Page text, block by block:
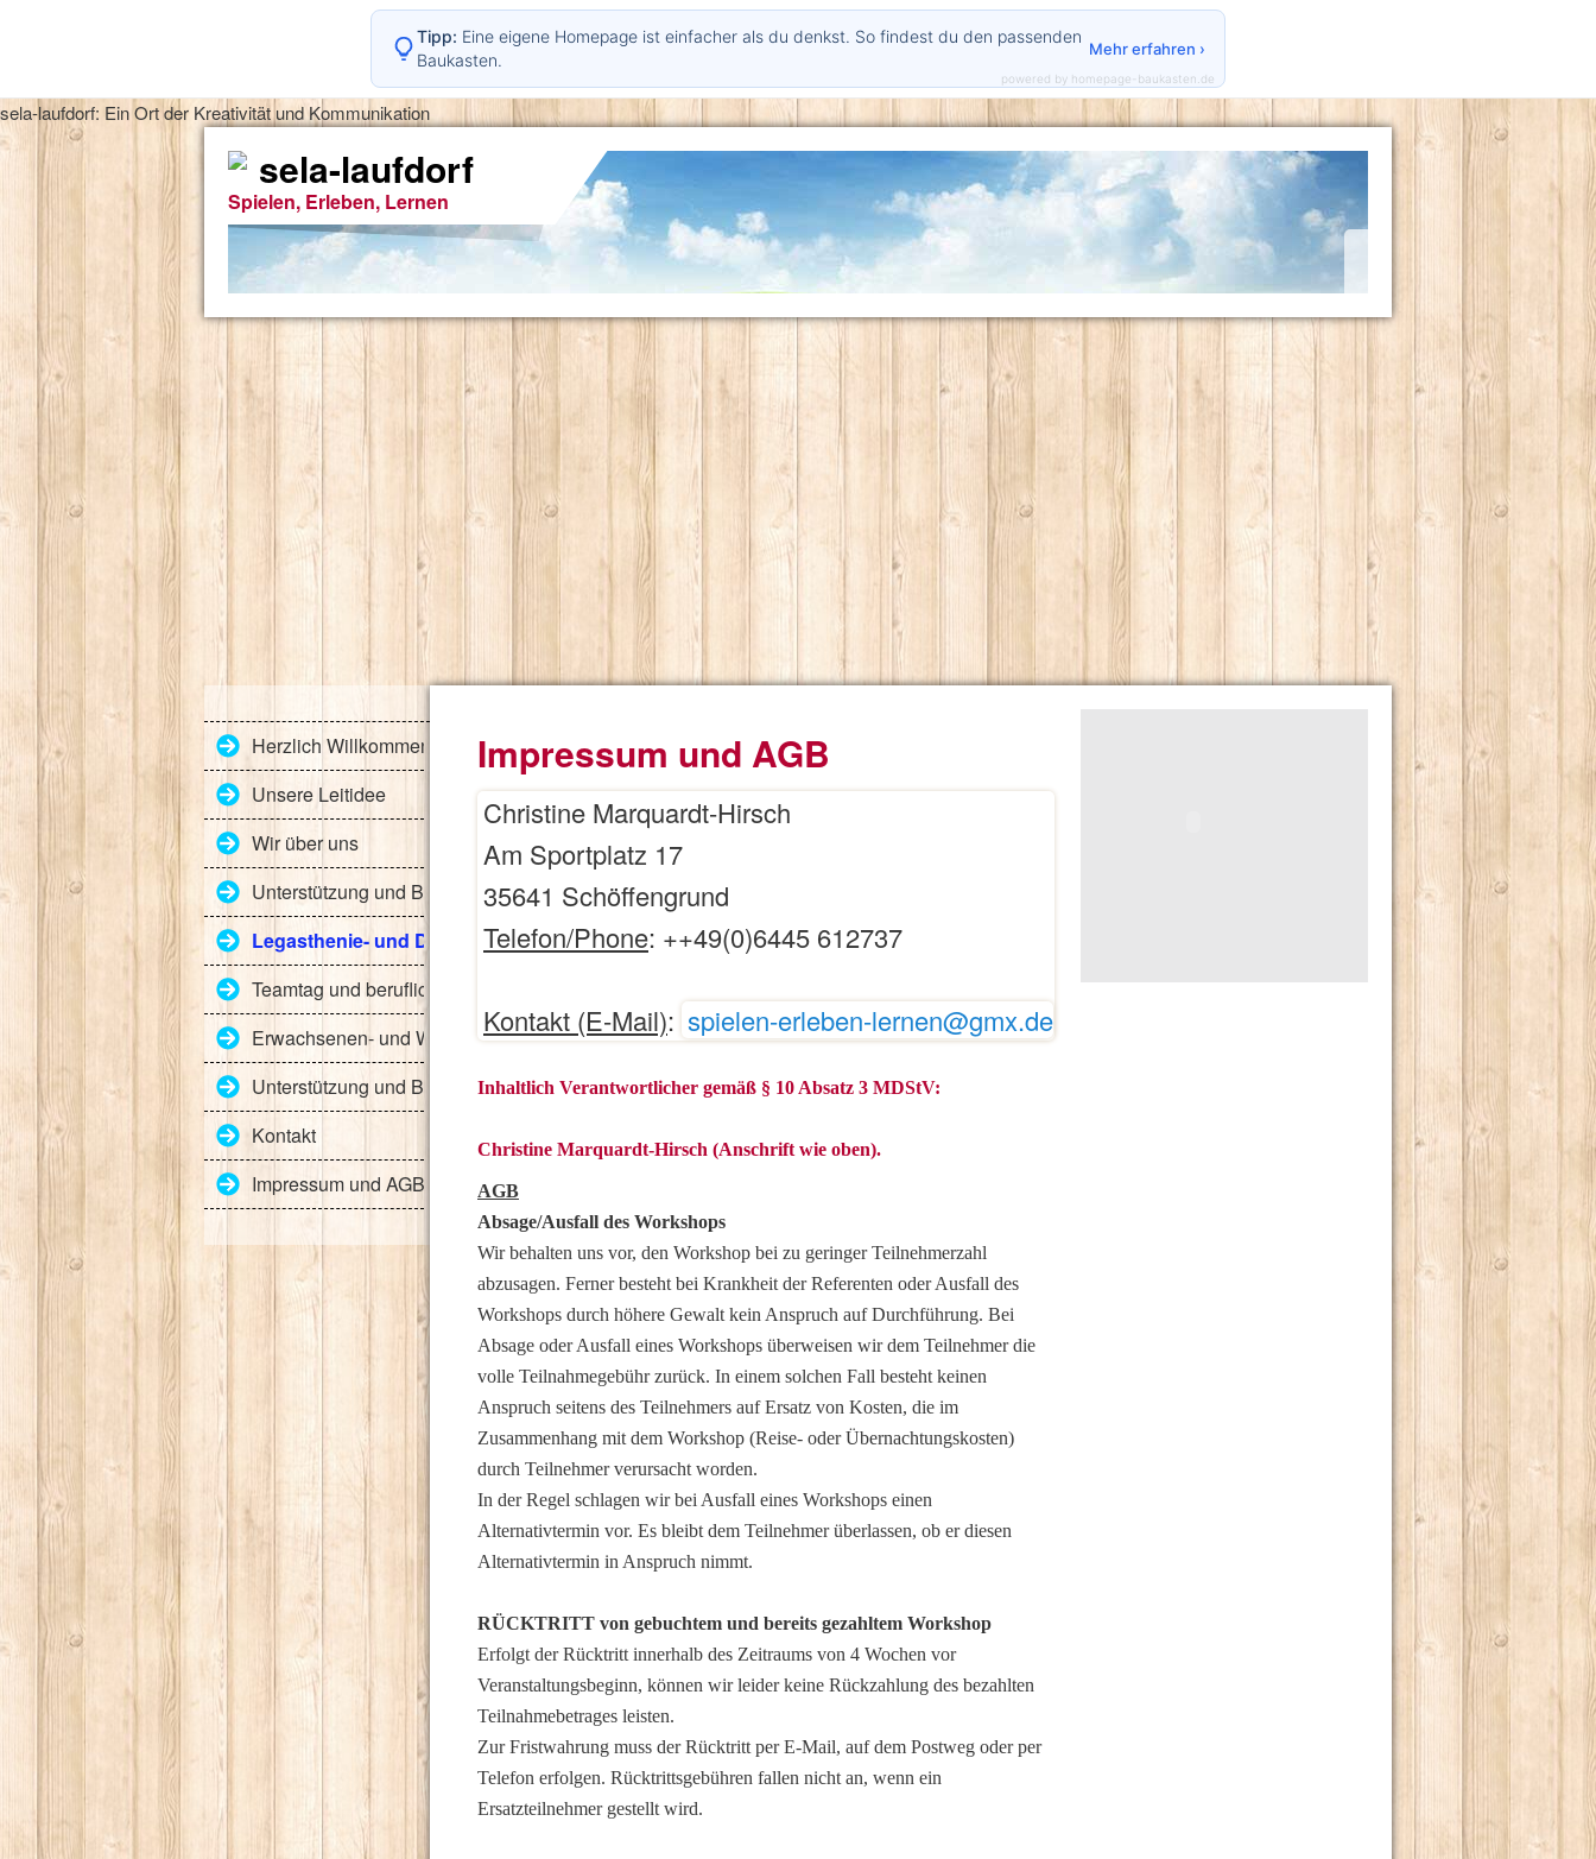
sela-laufdorf: Ein Ort der Kreativität und Kommunikation
sela-laufdorf
Spielen, Erleben, Lernen
Herzlich Willkommen
Unsere Leitidee
Wir über uns
Unterstützung und Beratung für Lehrende
Legasthenie- und Dyskalkulietraining
Teamtag und berufliche Weiterbildung
Erwachsenen- und Weiterbildung
Unterstützung und Begleitung mit EMDR
Kontakt
Impressum und AGB
Impressum und AGB
Christine Marquardt-Hirsch
Am Sportplatz 17
35641 Schöffengrund
Telefon/Phone: ++49(0)6445 612737
Kontakt (E-Mail): spielen-erleben-lernen@gmx.de
Inhaltlich Verantwortlicher gemäß § 10 Absatz 3 MDStV:
Christine Marquardt-Hirsch (Anschrift wie oben).
AGB
Absage/Ausfall des Workshops
Wir behalten uns vor, den Workshop bei zu geringer Teilnehmerzahl
abzusagen. Ferner besteht bei Krankheit der Referenten oder Ausfall des
Workshops durch höhere Gewalt kein Anspruch auf Durchführung. Bei
Absage oder Ausfall eines Workshops überweisen wir dem Teilnehmer die
volle Teilnahmegebühr zurück. In einem solchen Fall besteht keinen
Anspruch seitens des Teilnehmers auf Ersatz von Kosten, die im
Zusammenhang mit dem Workshop (Reise- oder Übernachtungskosten)
durch Teilnehmer verursacht worden.
In der Regel schlagen wir bei Ausfall eines Workshops einen
Alternativtermin vor. Es bleibt dem Teilnehmer überlassen, ob er diesen
Alternativtermin in Anspruch nimmt.
RÜCKTRITT von gebuchtem und bereits gezahltem Workshop
Erfolgt der Rücktritt innerhalb des Zeitraums von 4 Wochen vor
Veranstaltungsbeginn, können wir leider keine Rückzahlung des bezahlten
Teilnahmebetrages leisten.
Zur Fristwahrung muss der Rücktritt per E-Mail, auf dem Postweg oder per
Telefon erfolgen. Rücktrittsgebühren fallen nicht an, wenn ein
Ersatzteilnehmer gestellt wird.
Tipp: Eine eigene Homepage ist einfacher als du denkst. So findest du den passenden
Baukasten.
Mehr erfahren ›
powered by homepage-baukasten.de